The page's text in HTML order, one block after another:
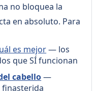
no bloquea la
en absoluto. Para
es mejor— los
que SÍ funcionan
cabello—
finasterida